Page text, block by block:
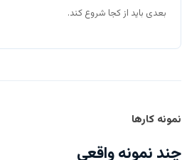
بعدی باید از کجا شروع کند.
نمونه کارها
چند نمونه واقعی